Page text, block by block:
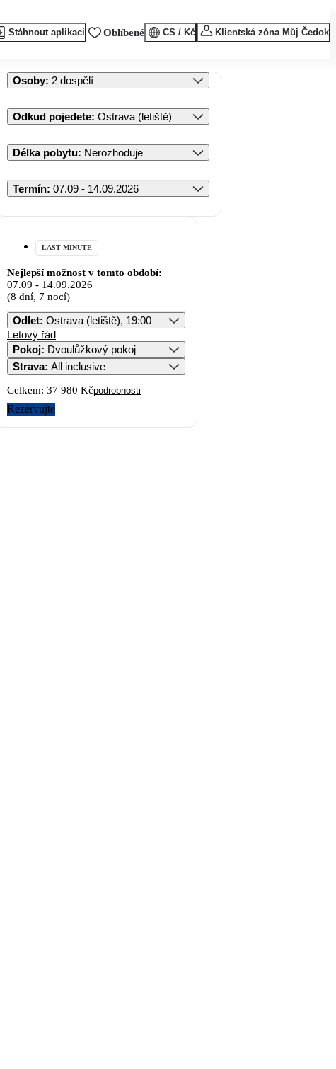
Stáhnout aplikaci Oblíbené CS / Kč Klientská zóna Můj Čedok
a čistý. Bohužel jsme měli pokoj směrem na rychlostní silnici a i přes
že zde každé auto troubí). Moře bylo krásné a na pláži jsme vždy našli místo.
(snídaně každý den stejná a slané pečivo pouze jeden druh). Obědy i večeře
teplé, ale bylo chuťově dobré :). Ledy bylo možné dostat pouze v čase od 10-22,
Osoby: 2 dospělí
Odkud pojedete: Ostrava (letiště)
Délka pobytu: Nerozhoduje
Termín: 07.09 - 14.09.2026
LAST MINUTE
Nejlepší možnost v tomto období:
07.09 - 14.09.2026
(8 dní, 7 nocí)
Odlet: Ostrava (letiště), 19:00
Letový řád
Pokoj: Dvoulůžkový pokoj
Strava: All inclusive
Celkem: 37 980 Kčpodrobnosti
Rezervujte